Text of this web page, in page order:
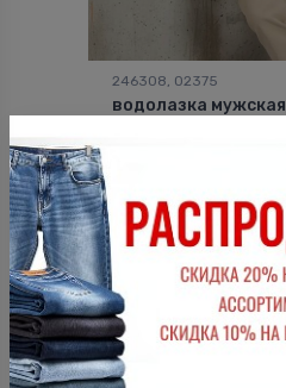
246308, 02375
водолазка мужская